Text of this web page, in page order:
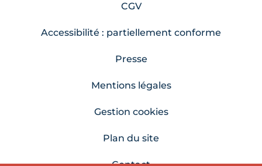
CGV
Accessibilité : partiellement conforme
Presse
Mentions légales
Gestion cookies
Plan du site